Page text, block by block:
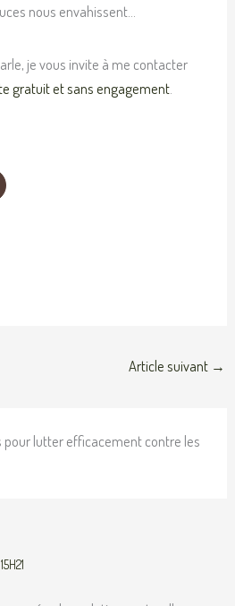
nous envahissent…
je vous invite à me contacter
gratuit et sans engagement.
Article suivant →
pour lutter efficacement contre les